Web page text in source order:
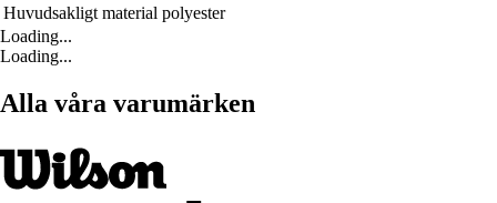
Huvudsakligt material polyester
Loading...
Loading...
Alla våra varumärken